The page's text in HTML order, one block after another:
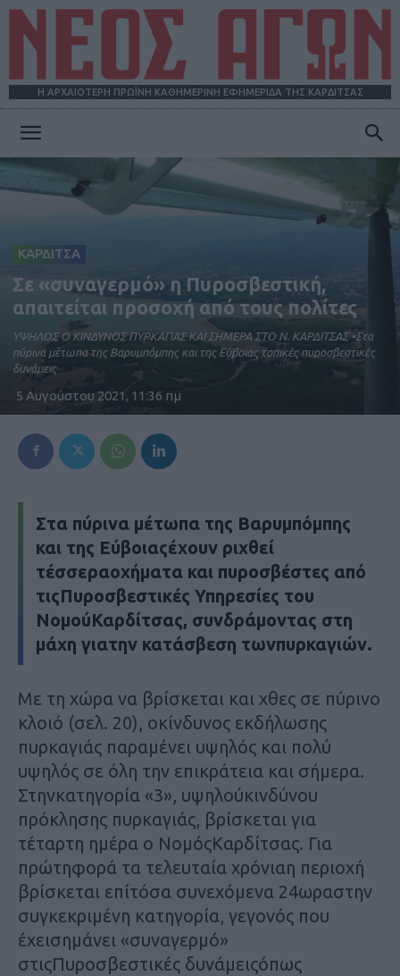
Η ΑΡΧΑΙΟΤΕΡΗ ΠΡΩΪΝΗ ΚΑΘΗΜΕΡΙΝΗ ΕΦΗΜΕΡΙΔΑ ΤΗΣ ΚΑΡΔΙΤΣΑΣ
ΚΑΡΔΙΤΣΑ
Σε «συναγερμό» η Πυροσβεστική,
απαιτείται προσοχή από τους πολίτες
ΥΨΗΛΟΣ Ο ΚΙΝΔΥΝΟΣ ΠΥΡΚΑΓΙΑΣ KAI ΣΗΜΕΡΑ ΣΤΟ Ν. ΚΑΡΔΙΤΣΑΣ •Στα
πύρινα μέτωπα της Βαρυμπόμπης και της Εύβοιας τοπικές πυροσβεστικές
δυνάμεις
5 Αυγούστου 2021, 11:36 πμ
Στα πύρινα μέτωπα της Βαρυμπόμπης
και της Εύβοιαςέχουν ριχθεί
τέσσεραοχήματα και πυροσβέστες από
τιςΠυροσβεστικές Υπηρεσίες του
ΝομούΚαρδίτσας, συνδράμοντας στη
μάχη γιατην κατάσβεση τωνπυρκαγιών.
Mε τη χώρα να βρίσκεται και χθες σε πύρινο
κλοιό (σελ. 20), οκίνδυνος εκδήλωσης
πυρκαγιάς παραμένει υψηλός και πολύ
υψηλός σε όλη την επικράτεια και σήμερα.
Στηνκατηγορία «3», υψηλούκινδύνου
πρόκλησης πυρκαγιάς, βρίσκεται για
τέταρτη ημέρα ο ΝομόςΚαρδίτσας. Για
πρώτηφορά τα τελευταία χρόνιαη περιοχή
βρίσκεται επίτόσα συνεχόμενα 24ωραστην
συγκεκριμένη κατηγορία, γεγονός που
έχεισημάνει «συναγερμό»
στιςΠυροσβεστικές δυνάμειςόπως